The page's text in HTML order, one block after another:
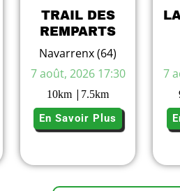
TRAIL DES
REMPARTS
Navarrenx (64)
7 août, 2026 17:30
10km | 7.5km
En Savoir Plus
7